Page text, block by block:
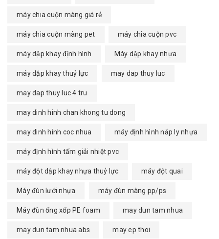
máy chia cuộn màng giá rẻ
máy chia cuộn màng pet máy chia cuộn pvc
máy dập khay định hình Máy dập khay nhựa
máy dập khay thuỷ lực may dap thuy luc
may dap thuy luc 4 tru
may dinh hinh chan khong tu dong
may dinh hinh coc nhua máy định hình nắp ly nhựa
máy định hình tấm giải nhiệt pvc
máy đột dập khay nhựa thuỷ lực máy đột quai
Máy đùn lưới nhựa máy đùn màng pp/ps
Máy đùn ống xốp PE foam may dun tam nhua
may dun tam nhua abs may ep thoi